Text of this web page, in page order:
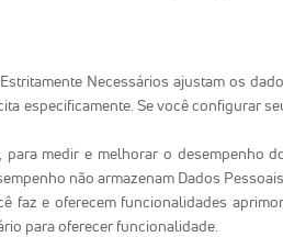
Necessários ajustam os
especificamente. Se você configurar
medir e melhorar o desempenho
não armazenam Dados
faz e oferecem funcionalidades
para oferecer funcionalidade.